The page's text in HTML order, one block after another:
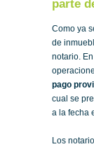
parte
Como ya
de
notario.
pago
cual se
a la fecha
Los